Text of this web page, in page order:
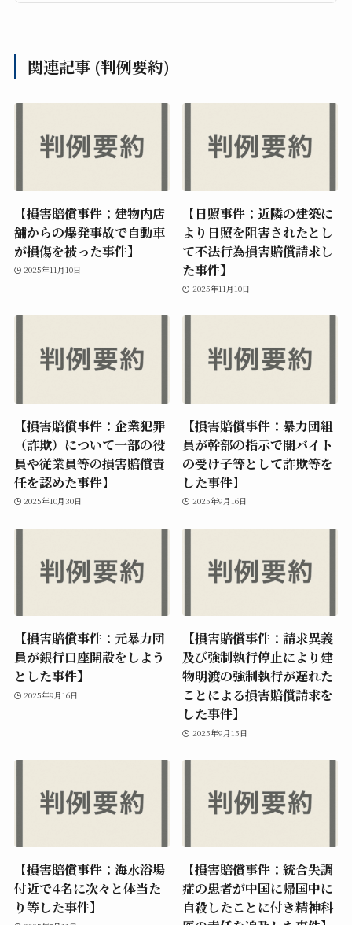
関連記事 (判例要約)
【損害賠償事件：建物内店
舗からの爆発事故で自動車
が損傷を被った事件】
2025年11月10日
【日照事件：近隣の建築に
より日照を阻害されたとし
て不法行為損害賠償請求し
た事件】
2025年11月10日
【損害賠償事件：企業犯罪
（詐欺）について一部の役
員や従業員等の損害賠償責
任を認めた事件】
2025年10月30日
【損害賠償事件：暴力団組
員が幹部の指示で闇バイト
の受け子等として詐欺等を
した事件】
2025年9月16日
【損害賠償事件：元暴力団
員が銀行口座開設をしよう
とした事件】
2025年9月16日
【損害賠償事件：請求異義
及び強制執行停止により建
物明渡の強制執行が遅れた
ことによる損害賠償請求を
した事件】
2025年9月15日
【損害賠償事件：海水浴場
付近で4名に次々と体当た
り等した事件】
【損害賠償事件：統合失調
症の患者が中国に帰国中に
自殺したことに付き精神科